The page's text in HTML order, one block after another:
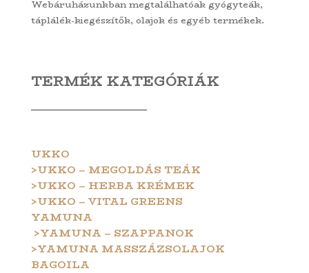
Webáruházunkban megtalálhatóak gyógyteák,
táplálék-kiegészítők, olajok és egyéb termékek.
TERMÉK KATEGÓRIÁK
UKKO
>UKKO – MEGOLDÁS TEÁK
>UKKO – HERBA KRÉMEK
>UKKO – VITAL GREENS
YAMUNA
>YAMUNA – SZAPPANOK
>YAMUNA MASSZÁZSOLAJOK
BAGOILA